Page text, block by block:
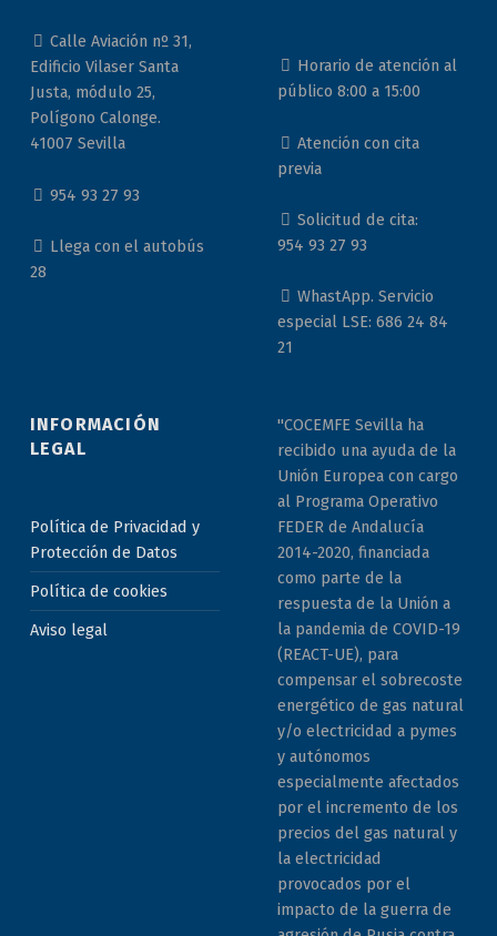
Calle Aviación nº 31,
Edificio Vilaser Santa
Justa, módulo 25,
Polígono Calonge.
41007 Sevilla
954 93 27 93
Llega con el autobús
28
Horario de atención al
público 8:00 a 15:00
Atención con cita
previa
Solicitud de cita:
954 93 27 93
WhastApp. Servicio
especial LSE: 686 24 84
21
INFORMACIÓN
LEGAL
Política de Privacidad y
Protección de Datos
Política de cookies
Aviso legal
"COCEMFE Sevilla ha
recibido una ayuda de la
Unión Europea con cargo
al Programa Operativo
FEDER de Andalucía
2014-2020, financiada
como parte de la
respuesta de la Unión a
la pandemia de COVID-19
(REACT-UE), para
compensar el sobrecoste
energético de gas natural
y/o electricidad a pymes
y autónomos
especialmente afectados
por el incremento de los
precios del gas natural y
la electricidad
provocados por el
impacto de la guerra de